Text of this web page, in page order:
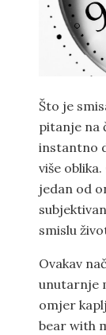
Što je
pitanje na
instantno
više
jedan od
smislu
Ovakav
unutarnje
omjer
bear with